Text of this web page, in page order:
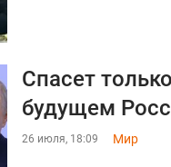
Спасет
будущем
26 июля, 18:09 Мир